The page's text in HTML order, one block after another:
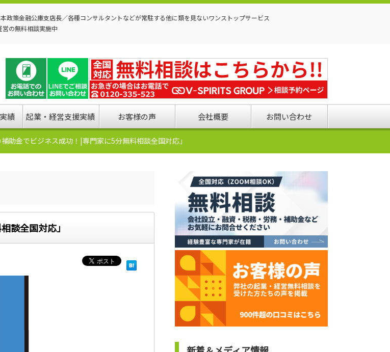
策金融公庫支店長／各種コンサルタントなどが常駐する他に類を見ないワンストップサービス
の無料相談実施中
績 起業・経営支援実績 お客様の声 会社概要 お問い合わせ
補助金でビジネス成功！|専門家に5分無料相談全国対応」
談全国対応」